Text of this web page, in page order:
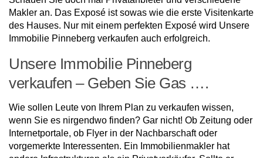
Makler an. Das Exposé ist sowas wie die erste Visitenkarte
des Hauses. Nur mit einem perfekten Exposé wird Unsere
Immobilie Pinneberg verkaufen auch erfolgreich.
Unsere Immobilie Pinneberg
verkaufen – Geben Sie Gas ….
Wie sollen Leute von Ihrem Plan zu verkaufen wissen,
wenn Sie es nirgendwo finden? Gar nicht! Ob Zeitung oder
Internetportale, ob Flyer in der Nachbarschaft oder
vorgemerkte Interessenten. Ein Immobilienmakler hat